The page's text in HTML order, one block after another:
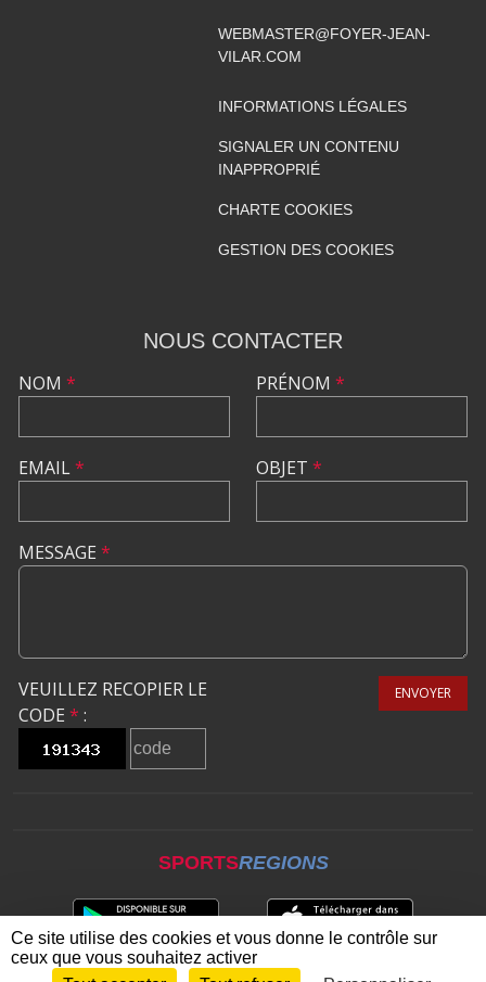
WEBMASTER@FOYER-JEAN-
VILAR.COM
INFORMATIONS LÉGALES
SIGNALER UN CONTENU
INAPPROPRIÉ
CHARTE COOKIES
GESTION DES COOKIES
NOUS CONTACTER
NOM *
EMAIL*
PRÉNOM *
OBJET *
MESSAGE *
VEUILLEZ RECOPIER LE
CODE * :
ENVOYER
SPORTSREGIONS
Ce site utilise des cookies et vous donne le contrôle sur
ceux que vous souhaitez activer